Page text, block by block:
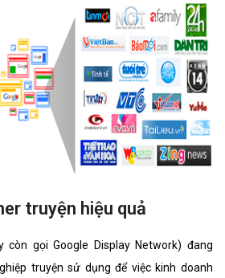
truyện hiệu quả
còn gọi Google Display Network) đang
truyện sử dụng để việc kinh doanh